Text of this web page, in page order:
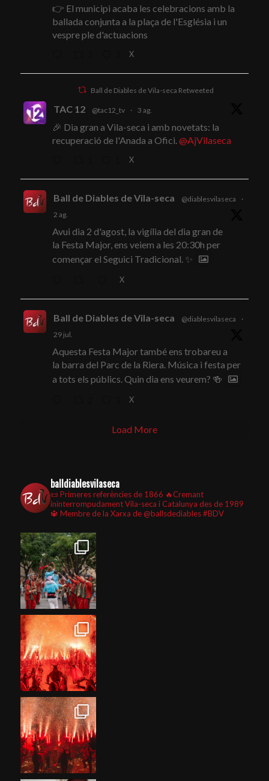
👉 El municipi acaba les celebracions amb la
ballada conjunta a la plaça de l'Església i un
vespre ple d'actuacions
X
Ball de Diables de Vila-seca Retweeted
TAC 12 @tac12_tv · 3 ag.
🎉 Dia gran a Vila-seca i amb novetats: la
recuperació de l'Anada a Ofici.@AjVilaseca
X
Ball de Diables de Vila-seca @diablesvilaseca
·
2 ag.
Avui dia 2 d'agost, la vigília del dia gran de
la Festa Major, ens veiem a les 20:30h per
començar el Seguici Tradicional. ✨
X
Ball de Diables de Vila-seca @diablesvilaseca
·
29 jul.
Aquesta Festa Major també ens trobareu a
la barra del Parc de la Riera. Música i festa per
a tots els públics. Quin dia ens veurem? 🍻
X
Load More
balldiablesvilaseca
📜 Primeres referències de 1866 🔥Cremant
ininterrompudament Vila-seca i Catalunya des de 1989
🔱 Membre de la Xarxa de @ballsdediables#BDV